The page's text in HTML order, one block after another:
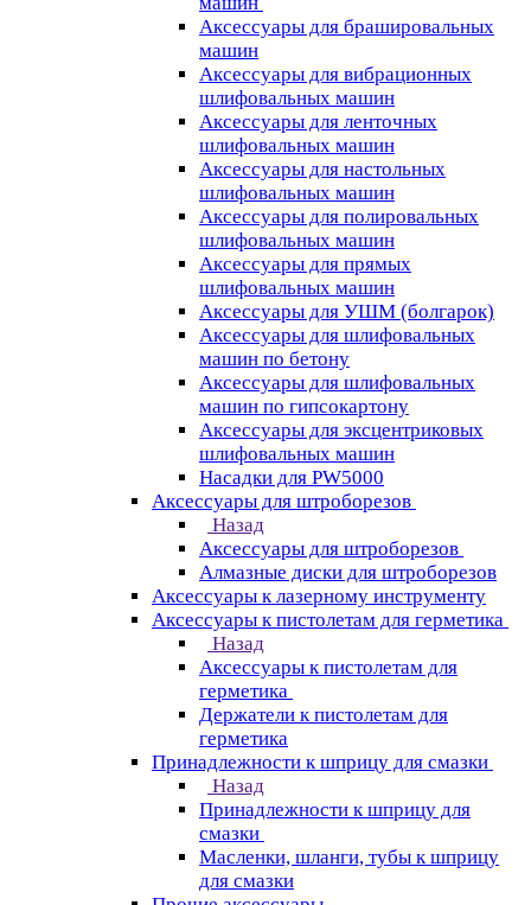
Аксессуары для брашировальных
машин
Аксессуары для вибрационных
шлифовальных машин
Аксессуары для ленточных
шлифовальных машин
Аксессуары для настольных
шлифовальных машин
Аксессуары для полировальных
шлифовальных машин
Аксессуары для прямых
шлифовальных машин
Аксессуары для УШМ (болгарок)
Аксессуары для шлифовальных
машин по бетону
Аксессуары для шлифовальных
машин по гипсокартону
Аксессуары для эксцентриковых
шлифовальных машин
Насадки для PW5000
Аксессуары для штроборезов
Назад
Аксессуары для штроборезов
Алмазные диски для штроборезов
Аксессуары к лазерному инструменту
Аксессуары к пистолетам для герметика
Назад
Аксессуары к пистолетам для
герметика
Держатели к пистолетам для
герметика
Принадлежности к шприцу для смазки
Назад
Принадлежности к шприцу для
смазки
Масленки, шланги, тубы к шприцу
для смазки